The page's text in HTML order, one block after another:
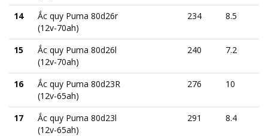
14
Ắc quy Puma 80d26r
(12v-70ah)
234 8.5
15
Ắc quy Puma 80d26l
(12v-70ah)
240 7.2
16
Ắc quy Puma 80d23R
(12v-65ah)
276 10
17
Ắc quy Puma 80d23l
(12v-65ah)
291 8.4